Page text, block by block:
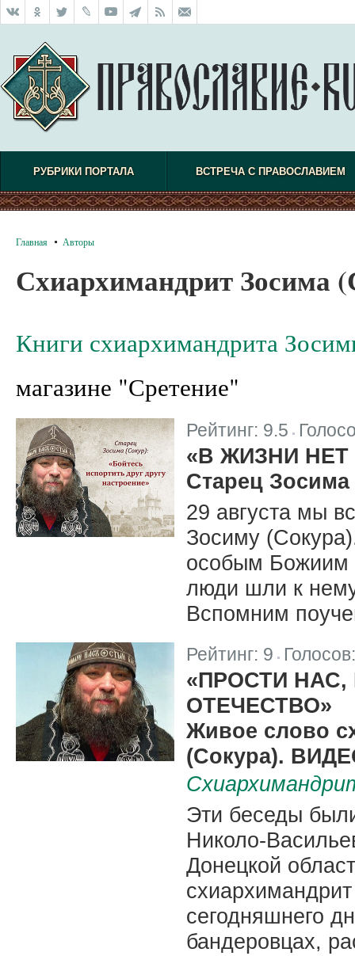
РУБРИКИ ПОРТАЛА ВСТРЕЧА С ПРАВОСЛАВИЕМ
Главная Авторы
Схиархимандрит Зосима
Книги схиархимандрита
магазине "Сретение"
Рейтинг: 9.5
«В ЖИЗНИ НЕТ
Старец Зосима
29 августа мы
Зосиму
особым Божиим
люди шли к
Вспомним
Рейтинг: 9
«ПРОСТИ
ОТЕЧЕСТВО»
Живое слово
(Сокура).
Эти беседы
Николо-
Донецкой
сегодняшнего
бандеровцах,